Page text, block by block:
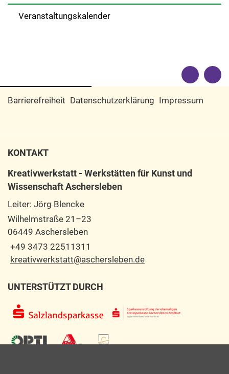
Veranstaltungskalender
Barrierefreiheit Datenschutzerklärung Impressum
KONTAKT
Kreativwerkstatt - Werkstätten für Kunst und
Wissenschaft Aschersleben
Leiter: Jörg Blencke
Wilhelmstraße 21–23
06449 Aschersleben
+49 3473 22511311
kreativwerkstatt@aschersleben.de
UNTERSTÜTZT DURCH